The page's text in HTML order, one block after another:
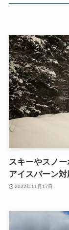
スキーやスノ
アイスバーン
2022年11月17日